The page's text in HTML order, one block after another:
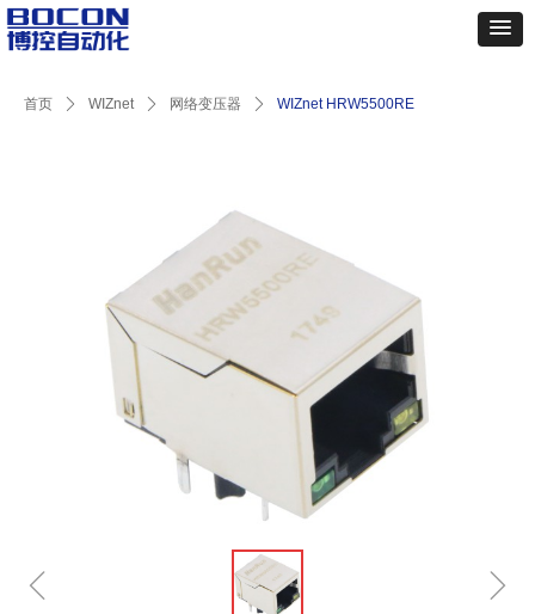
首页 ꄲ WIZnet ꄲ 网络变压器 ꄲ WIZnet HRW5500RE
ꁆ ꁇ